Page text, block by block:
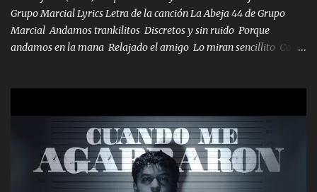
los HERMANOS un cerebro inteligente y com...
Grupo Marcial Lyrics Letra de la canción La Abeja 44 de Grupo
Marcial Andamos trankilitos Discretos y sin ruido Porque
andamos en la mana Relajado el amigo Lo miran sencillito Con
coronamos Se jala los marciales Y sus guitarras ya van sonando
Un gallardo me prendo Para agarrar el vuelo y la mente y
tranquilizando Tomense un buen trago Y así es como empezamos
los versos que voy cantando (Music) A vido alta y bajas La carreta
se atora Pero nunca le aflojamos Ya me han pasado cosas Y